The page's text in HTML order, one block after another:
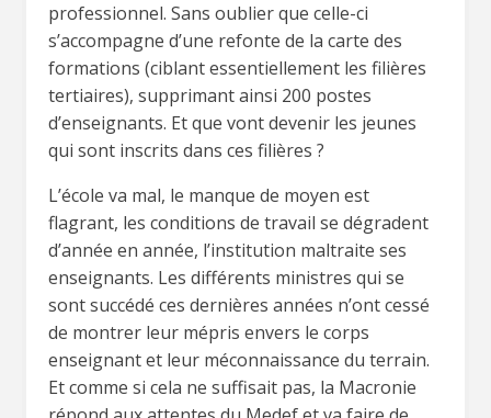
professionnel. Sans oublier que celle-ci
s’accompagne d’une refonte de la carte des
formations (ciblant essentiellement les filières
tertiaires), supprimant ainsi 200 postes
d’enseignants. Et que vont devenir les jeunes
qui sont inscrits dans ces filières ?
L’école va mal, le manque de moyen est
flagrant, les conditions de travail se dégradent
d’année en année, l’institution maltraite ses
enseignants. Les différents ministres qui se
sont succédé ces dernières années n’ont cessé
de montrer leur mépris envers le corps
enseignant et leur méconnaissance du terrain.
Et comme si cela ne suffisait pas, la Macronie